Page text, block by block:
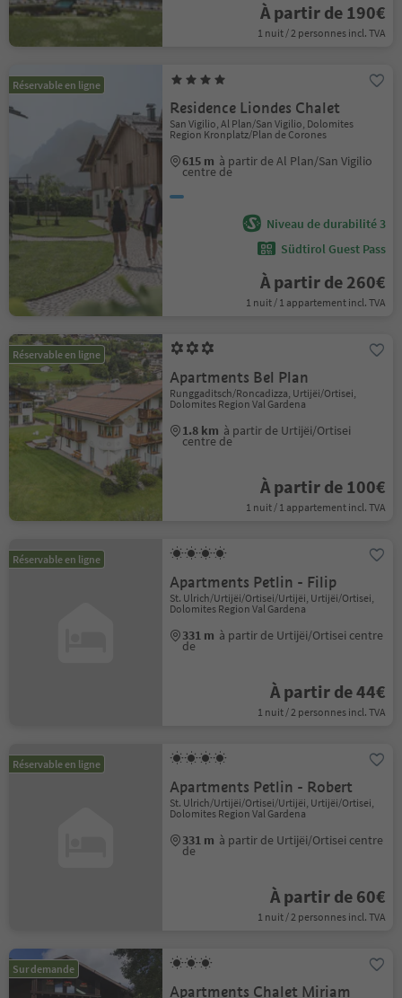
À partir de 190€
1 nuit / 2 personnes incl. TVA
Réservable en ligne
Residence Liondes Chalet
San Vigilio, Al Plan/San Vigilio, Dolomites
Region Kronplatz/Plan de Corones
615 m à partir de Al Plan/San Vigilio
centre de
Niveau de durabilité 3
Südtirol Guest Pass
À partir de 260€
1 nuit / 1 appartement incl. TVA
Réservable en ligne
Apartments Bel Plan
Runggaditsch/Roncadizza, Urtijëi/Ortisei,
Dolomites Region Val Gardena
1.8 km à partir de Urtijëi/Ortisei
centre de
À partir de 100€
1 nuit / 1 appartement incl. TVA
Réservable en ligne
Apartments Petlin - Filip
St. Ulrich/Urtijëi/Ortisei/Urtijëi, Urtijëi/Ortisei,
Dolomites Region Val Gardena
331 m à partir de Urtijëi/Ortisei centre
de
À partir de 44€
1 nuit / 2 personnes incl. TVA
Réservable en ligne
Apartments Petlin - Robert
St. Ulrich/Urtijëi/Ortisei/Urtijëi, Urtijëi/Ortisei,
Dolomites Region Val Gardena
331 m à partir de Urtijëi/Ortisei centre
de
À partir de 60€
1 nuit / 2 personnes incl. TVA
Sur demande
Apartments Chalet Miriam